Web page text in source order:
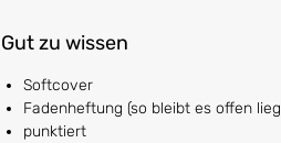
Gut zu wissen
Softcover
Fadenheftung (so bleibt es offen
punktiert